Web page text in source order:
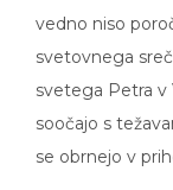
vedno niso
svetovnega
svetega Petra v
soočajo s
se obrnejo v